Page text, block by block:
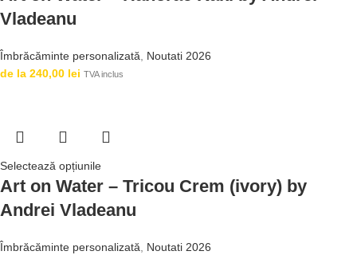
Vladeanu
Îmbrăcăminte personalizată, Noutati 2026
de la 240,00 lei TVA inclus
Selectează opțiunile
Art on Water – Tricou Crem (ivory) by
Andrei Vladeanu
Îmbrăcăminte personalizată, Noutati 2026